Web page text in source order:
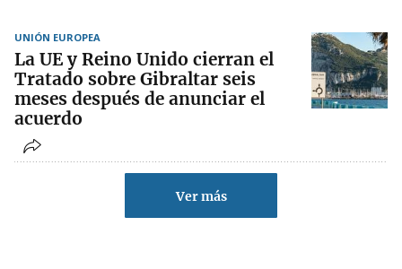
UNIÓN EUROPEA
La UE y Reino Unido cierran el
Tratado sobre Gibraltar seis
meses después de anunciar el
acuerdo
Ver más